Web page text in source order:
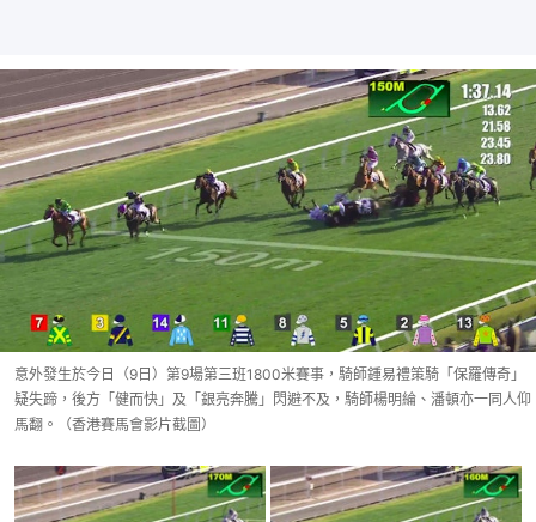
意外發生於今日（9日）第9場第三班1800米賽事，騎師鍾易禮策騎「保羅傳奇」
疑失蹄，後方「健而快」及「銀亮奔騰」閃避不及，騎師楊明綸、潘頓亦一同人仰
馬翻。（香港賽馬會影片截圖）